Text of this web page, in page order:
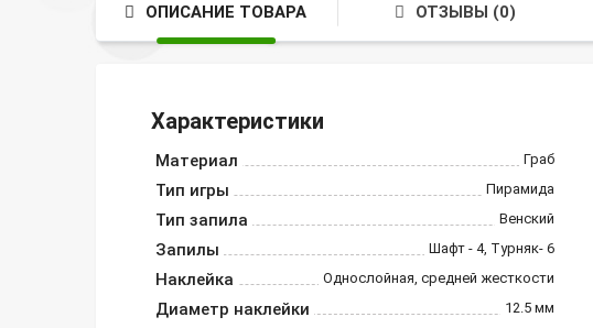
ОПИСАНИЕ ТОВАРА ОТЗЫВЫ (0)
Характеристики
Материал Граб
Тип игры Пирамида
Тип запила Венский
Запилы Шафт - 4, Турняк- 6
Наклейка Однослойная, средней жесткости
Диаметр наклейки 12.5 мм